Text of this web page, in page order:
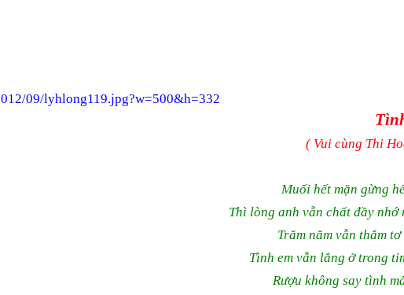
( Vui cùng Thi
Muối hết mặn gừng
Thì lòng anh vẫn chất đầy nhớ
Trăm năm vẫn thắm
Tình em vẫn lắng ở trong
R­ượu không say tình